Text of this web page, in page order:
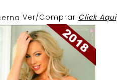
Ver/Comprar Click Aqui